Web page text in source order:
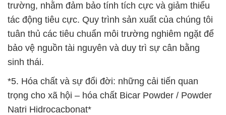
trường, nhằm đảm bảo tính tích cực và giảm thiểu
tác động tiêu cực. Quy trình sản xuất của chúng tôi
tuân thủ các tiêu chuẩn môi trường nghiêm ngặt để
bảo vệ nguồn tài nguyên và duy trì sự cân bằng
sinh thái.
*5. Hóa chất và sự đổi đời: những cải tiến quan
trọng cho xã hội – hóa chất Bicar Powder / Powder
Natri Hidrocacbonat*